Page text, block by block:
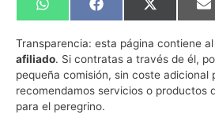
Compartir
en
WhatsApp
Compartir
en
Facebook
Compartir
en
X
(Twitter)
Transparencia: esta página contiene
afiliado. Si contratas a través de él,
pequeña comisión, sin coste adicional
recomendamos servicios o productos
para el peregrino.